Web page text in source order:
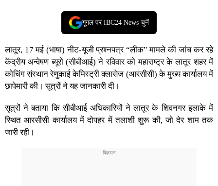
गूगल पर IBC24 News चुनें
लातूर, 17 मई (भाषा) नीट-यूजी प्रश्नपत्र “लीक” मामले की जांच कर रहे
केंद्रीय अन्वेषण ब्यूरो (सीबीआई) ने रविवार को महाराष्ट्र के लातूर शहर में
कोचिंग संस्थान रेणुकाई केमिस्ट्री क्लासेज (आरसीसी) के मुख्य कार्यालय में
छापेमारी की। सूत्रों ने यह जानकारी दी।
सूत्रों ने बताया कि सीबीआई अधिकारियों ने लातूर के शिवनगर इलाके में
स्थित आरसीसी कार्यालय में दोपहर में तलाशी शुरू की, जो देर शाम तक
जारी रही।